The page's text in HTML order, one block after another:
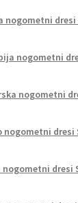
nogometni dresi
nogometni
nogometni
nogometni dresi
nogometni dresi